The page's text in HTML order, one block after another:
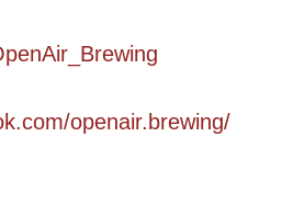
openair.brewing/